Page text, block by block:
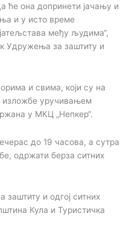
ће она допринети јачању и
и у исто време
међу људима“,
Удружења за заштиту и
и свима, који су на
изложбе уручивањем
у МКЦ „Непкер“.
до 19 часова, а сутра
одржати берза ситних
и одгој ситних
Кула и Туристичка